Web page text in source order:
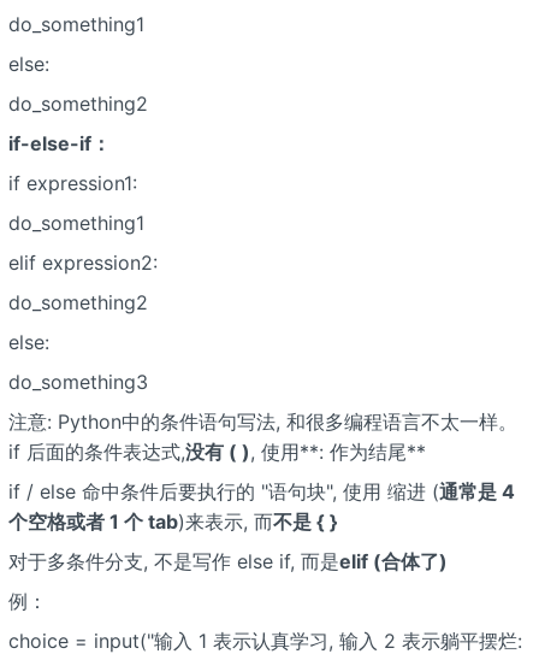
do_something1
else:
do_something2
if-else-if：
if expression1:
do_something1
elif expression2:
do_something2
else:
do_something3
注意: Python中的条件语句写法, 和很多编程语言不太一样。
if 后面的条件表达式,没有 ( ), 使用**: 作为结尾**
if / else 命中条件后要执行的 "语句块", 使用 缩进 (通常是 4
个空格或者 1 个 tab)来表示, 而不是 { }
对于多条件分支, 不是写作 else if, 而是elif (合体了)
例：
choice = input("输入 1 表示认真学习, 输入 2 表示躺平摆烂: